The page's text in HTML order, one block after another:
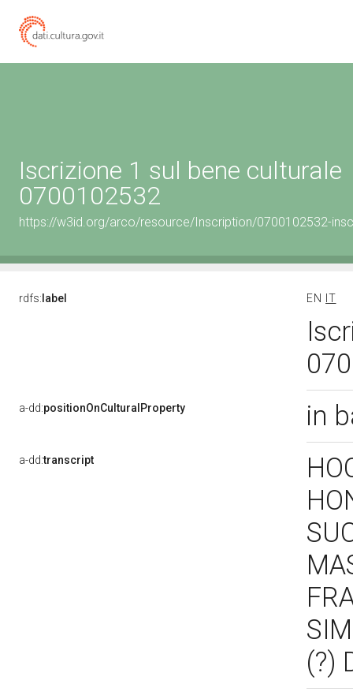
Iscrizione 1 sul bene culturale
0700102532
https://w3id.org/arco/resource/Inscription/0700102532-
rdfs: label EN IT
a-dd:positionOnCulturalProperty in
a-dd:transcript
(?)